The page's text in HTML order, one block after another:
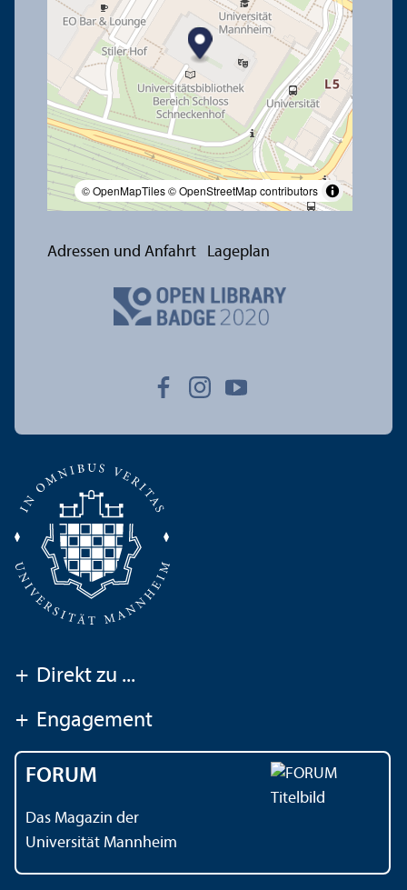
© OpenMapTiles© OpenStreetMap contributors
Adressen und Anfahrt Lageplan
+ Direkt zu ...
+ Engagement
FORUM
Das Magazin der
Universität Mannheim